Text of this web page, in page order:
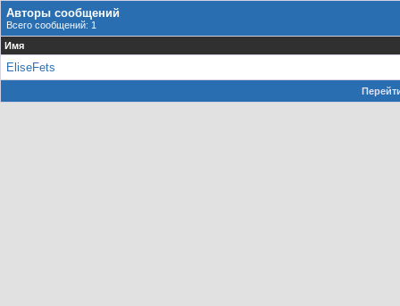
Авторы сообщений
Всего сообщений: 1
Имя
EliseFets